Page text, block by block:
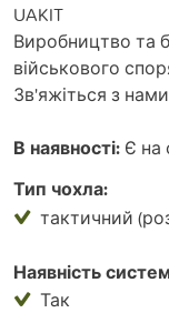
UAKIT
Виробництво та
військового
Зв'яжіться з
В наявності: Є на
Тип чохла:
тактичний
Наявність
Так